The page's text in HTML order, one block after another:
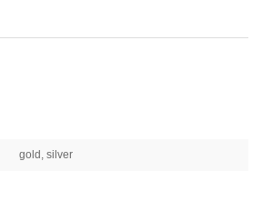
gold, silver